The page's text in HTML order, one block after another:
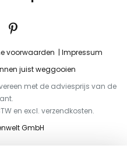
voorwaarden
Impressum
juist weggooien
met de adviesprijs van de
en excl. verzendkosten.
GmbH